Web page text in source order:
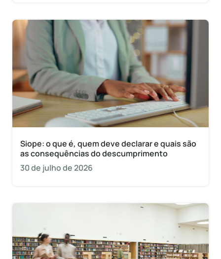
Siope: o que é, quem deve declarar e quais são
as consequências do descumprimento
30 de julho de 2026